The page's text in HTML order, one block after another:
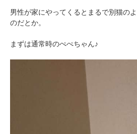
男性が家にやってくるとまるで別猫の
のだとか。
まずは通常時のぺぺちゃん♪